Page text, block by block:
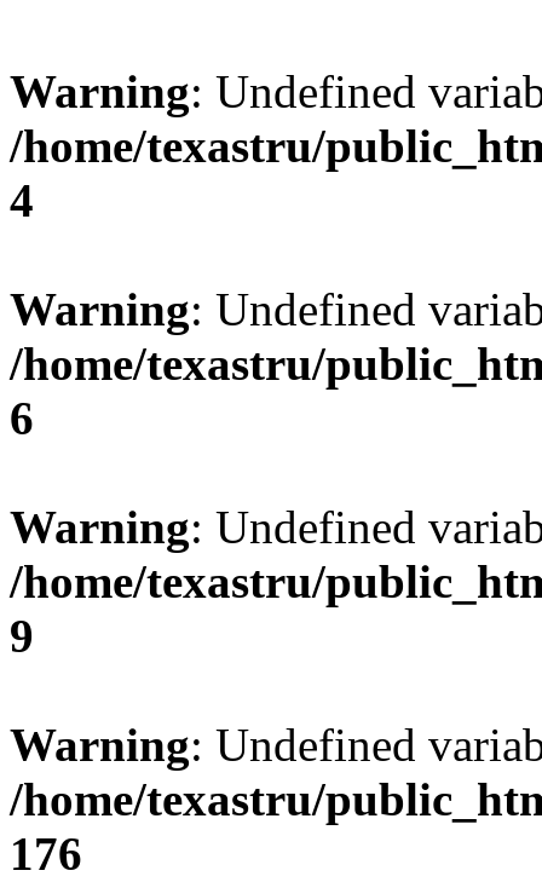
Warning: Undefined
/home/texastru/
4
Warning: Undefined
/home/texastru/
6
Warning: Undefined
/home/texastru/
9
Warning: Undefined
/home/texastru/
176